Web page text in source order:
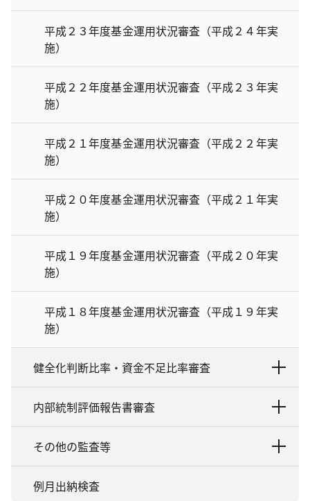
平成２３年度基金運用状況審査（平成２４年実
施）
平成２２年度基金運用状況審査（平成２３年実
施）
平成２１年度基金運用状況審査（平成２２年実
施）
平成２０年度基金運用状況審査（平成２１年実
施）
平成１９年度基金運用状況審査（平成２０年実
施）
平成１８年度基金運用状況審査（平成１９年実
施）
健全化判断比率・資金不足比率審査
内部統制評価報告書審査
その他の監査等
例月出納検査